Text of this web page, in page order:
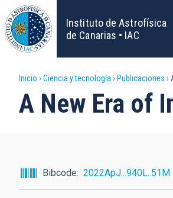
Pasar
al
contenido
principal
Instituto de Astrofísica
de Canarias • IAC
Sobrescribir
enlaces
ayuda
a
Inicio Ciencia y tecnología Publicaciones
A New Era of
Bibcode 2022ApJ...940L..51M